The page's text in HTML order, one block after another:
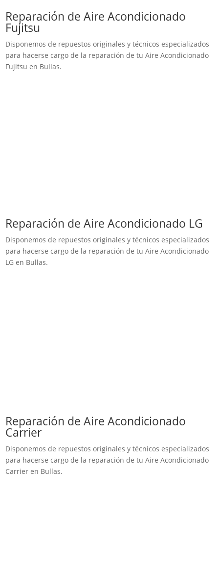
Reparación de Aire Acondicionado
Fujitsu
Disponemos de repuestos originales y técnicos especializados
para hacerse cargo de la reparación de tu Aire Acondicionado
Fujitsu en Bullas.
Reparación de Aire Acondicionado LG
Disponemos de repuestos originales y técnicos especializados
para hacerse cargo de la reparación de tu Aire Acondicionado
LG en Bullas.
Reparación de Aire Acondicionado
Carrier
Disponemos de repuestos originales y técnicos especializados
para hacerse cargo de la reparación de tu Aire Acondicionado
Carrier en Bullas.